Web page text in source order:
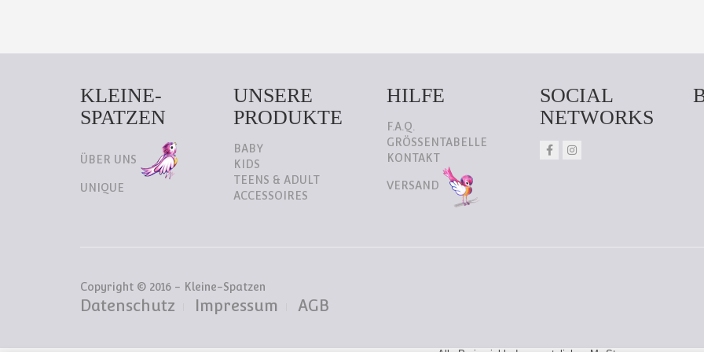
KLEINE-
SPATZEN
ÜBER UNS
UNIQUE
UNSERE
PRODUKTE
BABY
KIDS
TEENS & ADULT
ACCESSOIRES
HILFE
F.A.Q.
GRÖSSENTABELLE
KONTAKT
VERSAND
SOCIAL
NETWORKS
Copyright © 2016 - Kleine-Spatzen
Datenschutz Impressum AGB